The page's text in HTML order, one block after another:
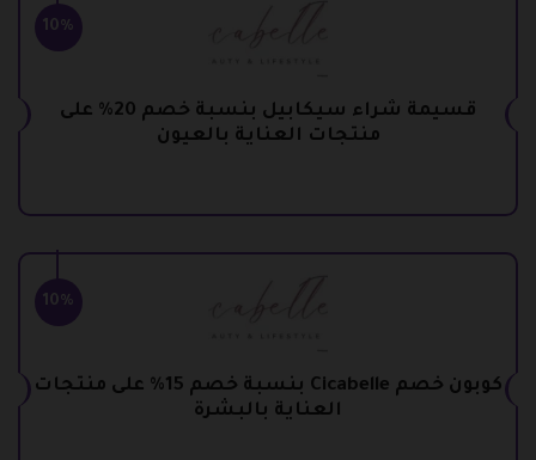
10%
قسيمة شراء سيكابيل بنسبة خصم 20% على
منتجات العناية بالعيون
10%
كوبون خصم Cicabelle بنسبة خصم 15% على منتجات
العناية بالبشرة